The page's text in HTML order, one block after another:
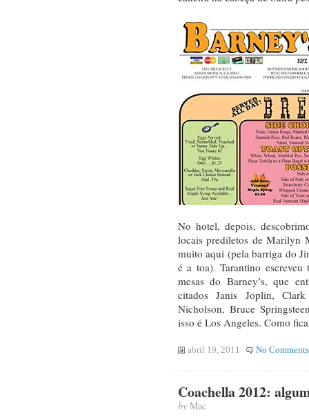
No hotel, depois,
locais prediletos de Marilyn
muito aqui (pela barriga do
é a toa). Tarantino
mesas do Barney’s, que
citados Janis Joplin,
Nicholson, Bruce
isso é Los Angeles. Como
abril 19, 2011 No Comments
Coachella 2012:
byMac